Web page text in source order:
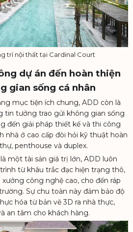
trí nội thất tại Cardinal Court
dự án đến hoàn thiện
gian sống cá nhân
mục tiện ích chung, ADD còn là
tin tưởng trao gửi không gian sống
đến giải pháp thiết kế và thi công
nhà ở cao cấp đòi hỏi kỹ thuật hoàn
penthouse và duplex.
một tài sản giá trị lớn, ADD luôn
từ khâu trắc đạc hiện trạng thô,
công nghệ cao, cho đến ráp
Sự chu toàn này đảm bảo độ
hóa từ bản vẽ 3D ra nhà thực,
an tâm cho khách hàng.